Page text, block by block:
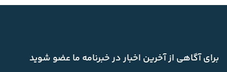
برای آگاهی از آخرین اخبار در خبرنامه ما عضو شوید